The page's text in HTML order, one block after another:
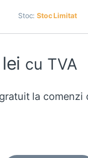
Stoc:Stoc Limitat
lei cu TVA
la comenzi